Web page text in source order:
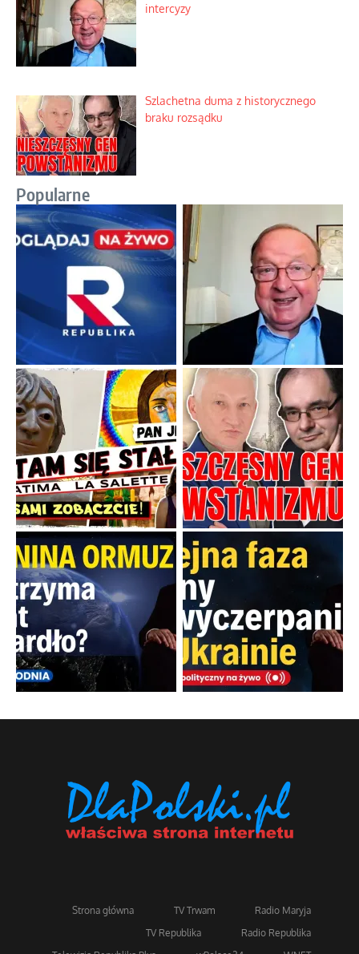
intercyzy
Szlachetna duma z historycznego
braku rozsądku
Popularne
Strona główna TV Trwam
Radio Maryja
TV Republika
Radio Republika